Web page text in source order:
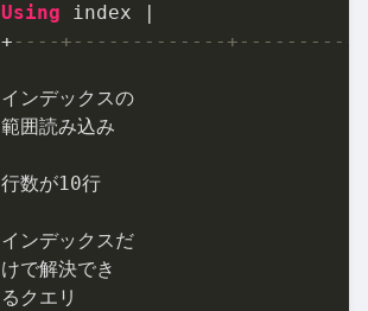
Using index
+ ----+-------------
インデックスの
範囲読み込み
行数が10行
インデックスだ
けで解決でき
るクエリ